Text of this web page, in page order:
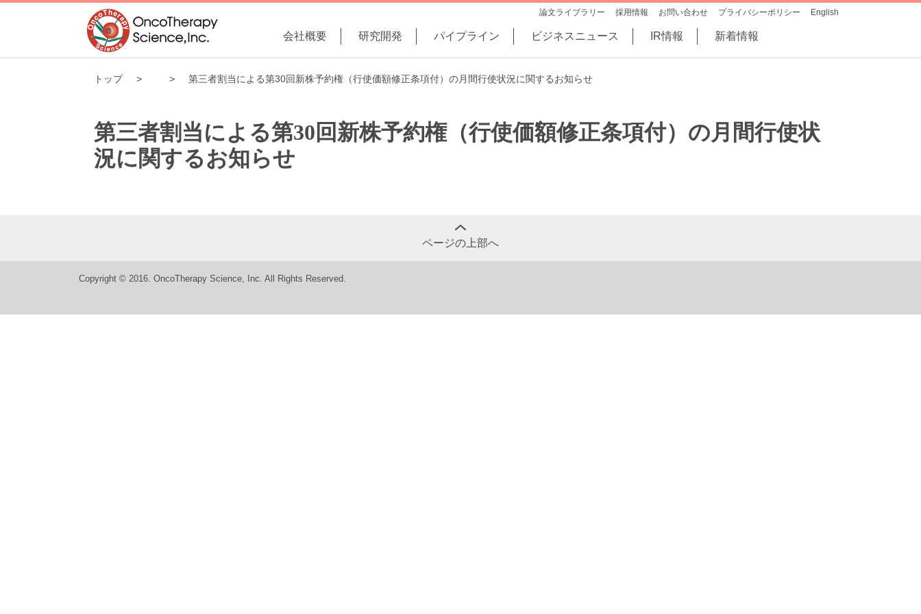
論文ライブラリー 採用情報 お問い合わせ プライバシーポリシー English
会社概要 研究開発 パイプライン ビジネスニュース IR情報 新着情報
トップ 第三者割当による第30回新株予約権（行使価額修正条項付）の月間行使状況に関するお知らせ
第三者割当による第30回新株予約権（行使価額修正条項付）の月間行使状
況に関するお知らせ
ページの上部へ
Copyright © 2016. OncoTherapy Science, Inc. All Rights Reserved.